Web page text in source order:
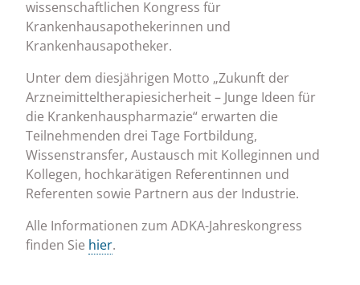
wissenschaftlichen Kongress für
Krankenhausapothekerinnen und
Krankenhausapotheker.
Unter dem diesjährigen Motto „Zukunft der
Arzneimitteltherapiesicherheit – Junge Ideen für
die Krankenhauspharmazie“ erwarten die
Teilnehmenden drei Tage Fortbildung,
Wissenstransfer, Austausch mit Kolleginnen und
Kollegen, hochkarätigen Referentinnen und
Referenten sowie Partnern aus der Industrie.
Alle Informationen zum ADKA-Jahreskongress
finden Sie hier.